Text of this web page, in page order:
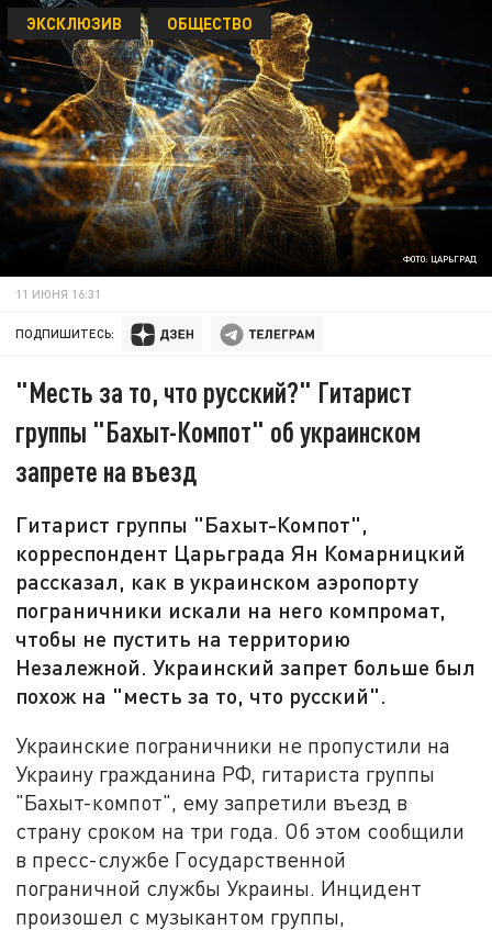
ФОТО: ЦАРЬГРАД
ЭКСКЛЮЗИВ ОБЩЕСТВО
11 ИЮНЯ 16:31
ПОДПИШИТЕСЬ:
"Месть за то, что русский?" Гитарист
группы "Бахыт-Компот" об украинском
запрете на въезд
Гитарист группы "Бахыт-Компот",
корреспондент Царьграда Ян Комарницкий
рассказал, как в украинском аэропорту
пограничники искали на него компромат,
чтобы не пустить на территорию
Незалежной. Украинский запрет больше был
похож на "месть за то, что русский".
Украинские пограничники не пропустили на
Украину гражданина РФ, гитариста группы
"Бахыт-компот", ему запретили въезд в
страну сроком на три года. Об этом сообщили
в пресс-службе Государственной
пограничной службы Украины. Инцидент
произошел с музыкантом группы,